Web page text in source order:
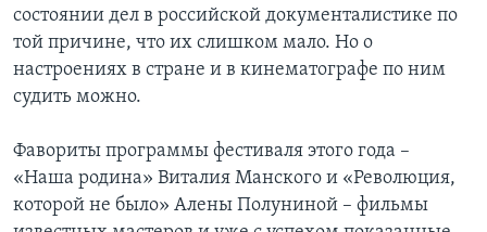
состоянии дел в российской документалистике по
той причине, что их слишком мало. Но о
настроениях в стране и в кинематографе по ним
судить можно.
Фавориты программы фестиваля этого года –
«Наша родина» Виталия Манского и «Революция,
которой не было» Алены Полуниной – фильмы